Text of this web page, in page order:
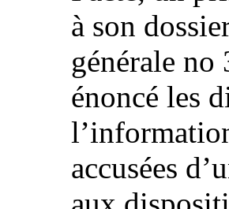
à son
générale
énoncé les
accusées